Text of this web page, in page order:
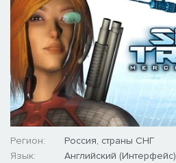
Регион:
Россия, страны СНГ
Язык:
Английский (Интерфейс)